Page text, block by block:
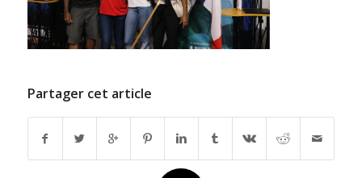
Partager cet article